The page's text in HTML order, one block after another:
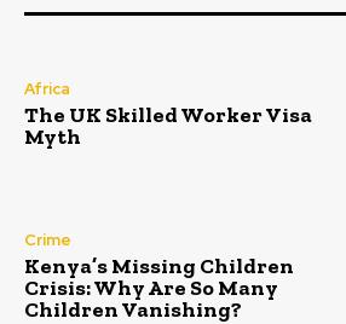
Africa
The UK Skilled Worker Visa
Myth
Crime
Kenya’s Missing Children
Crisis: Why Are So Many
Children Vanishing?